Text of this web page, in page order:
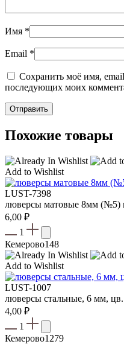
Имя *
Email *
Сохранить моё имя, email
последующих моих
Похожие товары
Add to Wishlist
LUST-7398
люверсы матовые 8мм (№5)
6,00 ₽
1
Кемерово148
Add to Wishlist
LUST-1007
люверсы стальные, 6 мм,
4,00 ₽
1
Кемерово1279